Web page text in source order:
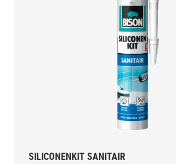
SILICONENKIT SANITAIR